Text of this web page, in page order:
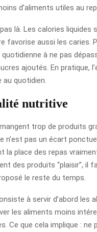
d’aliments utiles au
là. Les calories liquides
favorise aussi les caries.
à ne pas
ajoutés. En pratique,
quotidien.
nutritive
trop de produits
n’est pas un écart
la place des repas
des produits “plaisir”, il
le reste du temps.
à servir d’abord les
les aliments moins
Ce que cela implique : ne